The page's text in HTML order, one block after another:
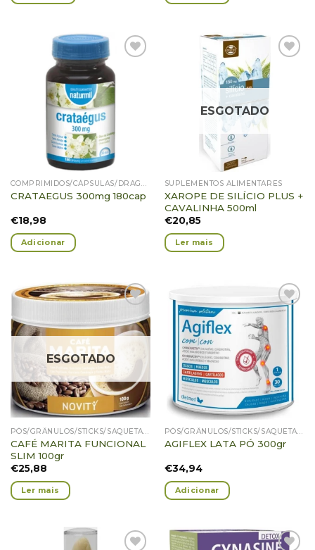
Adicionar
Favoritos
COMPRIMIDOS/CÁPSULAS/DRAGEIAS/PASTILHAS/GOMAS
CRATAEGUS 300mg 180cap
€18,98
Adicionar
Adicionar
Favoritos
ESGOTADO
SUPLEMENTOS ALIMENTARES
XAROPE DE SILÍCIO PLUS +
CAVALINHA 500ml
€20,85
Ler mais
Adicionar
Favoritos
ESGOTADO
PÓS/GRÂNULOS/STICKS/SAQUETAS/CARTEIRAS
CAFÉ MARITA FUNCIONAL
SLIM 100gr
€25,88
Ler mais
Adicionar
Favoritos
PÓS/GRÂNULOS/STICKS/SAQUETAS/CARTEIRAS
AGIFLEX LATA PÓ 300gr
€34,94
Adicionar